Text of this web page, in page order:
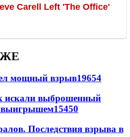
мощный взрыв19654
искали выброшенный
выигрышем15450
Последствия взрыва в